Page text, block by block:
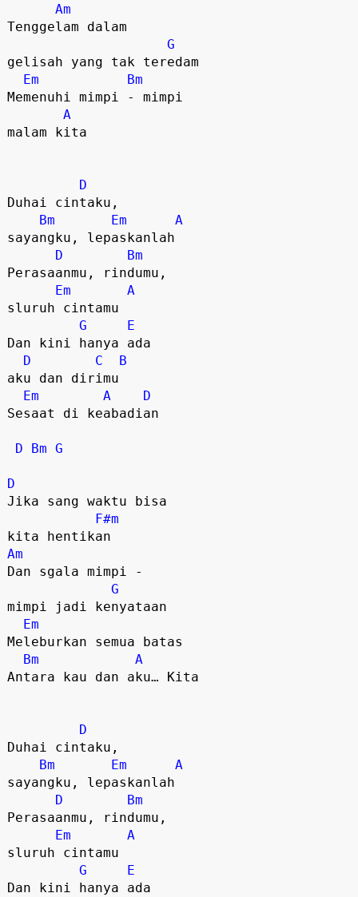
Am
Tenggelam dalam
G
gelisah yang tak teredam
Em
Bm
Memenuhi mimpi - mimpi
A
malam kita
D
Duhai cintaku,
Bm
Em
A
sayangku, lepaskanlah
D
Bm
Perasaanmu, rindumu,
Em
A
sluruh cintamu
G
E
Dan kini hanya ada
D
C
B
aku dan dirimu
Em
A
D
Sesaat di keabadian
D Bm G
D
Jika sang waktu bisa
F#m
Am
Dan sgala mimpi -
G
mimpi jadi kenyataan
Em
Meleburkan semua batas
Bm
A
Antara kau dan aku… Kita
D
Duhai cintaku,
Bm
Em
A
sayangku, lepaskanlah
D
Bm
Perasaanmu, rindumu,
Em
A
sluruh cintamu
G
E
Dan kini hanya ada